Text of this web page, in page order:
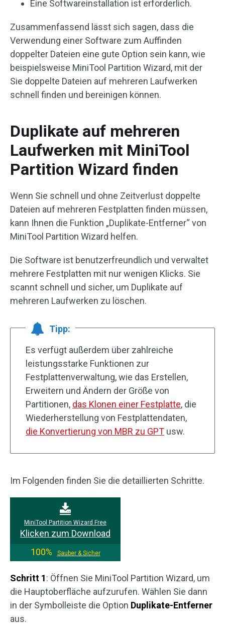
Eine Softwareinstallation ist erforderlich.
Zusammenfassend lässt sich sagen, dass die
Verwendung einer Software zum Auffinden
doppelter Dateien eine gute Option sein kann, wie
beispielsweise MiniTool Partition Wizard, mit der
Sie doppelte Dateien auf mehreren Laufwerken
schnell finden und bereinigen können.
Duplikate auf mehreren
Laufwerken mit MiniTool
Partition Wizard finden
Wenn Sie schnell und ohne Zeitverlust doppelte
Dateien auf mehreren Festplatten finden müssen,
kann Ihnen die Funktion „Duplikate-Entferner“ von
MiniTool Partition Wizard helfen.
Die Software ist benutzerfreundlich und verwaltet
mehrere Festplatten mit nur wenigen Klicks. Sie
scannt schnell und sicher, um Duplikate auf
mehreren Laufwerken zu löschen.
Tipp:
Es verfügt außerdem über zahlreiche
leistungsstarke Funktionen zur
Festplattenverwaltung, wie das Erstellen,
Erweitern und Ändern der Größe von
Partitionen, das Klonen einer Festplatte, die
Wiederherstellung von Festplattendaten,
die Konvertierung von MBR zu GPT usw.
Im Folgenden finden Sie die detaillierten Schritte.
MiniTool Partition Wizard Free
Klicken zum Download
100%
Sauber & Sicher
Schritt 1: Öffnen Sie MiniTool Partition Wizard, um
die Hauptoberfläche aufzurufen. Wählen Sie dann
in der Symbolleiste die Option Duplikate-Entferner
aus.